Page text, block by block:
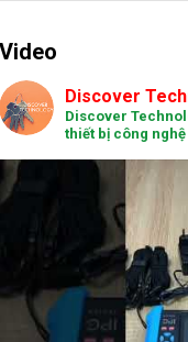
Video
Discover
Discover
thiết bị công nghệ